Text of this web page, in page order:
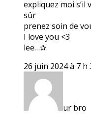
expliquez moi s’il
sûr
prenez soin de
I love you <3
lee…✰
26 juin 2024 à 7 h
ur bro